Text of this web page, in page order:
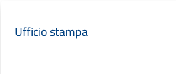
Ufficio stampa